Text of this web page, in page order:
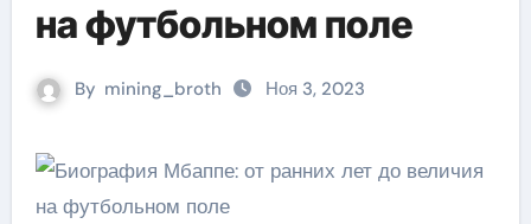
на футбольном поле
By mining_broth Ноя 3, 2023